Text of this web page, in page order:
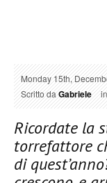
Monday 15th,
Scritto daGabriele
Ricordate la
torrefattore
di